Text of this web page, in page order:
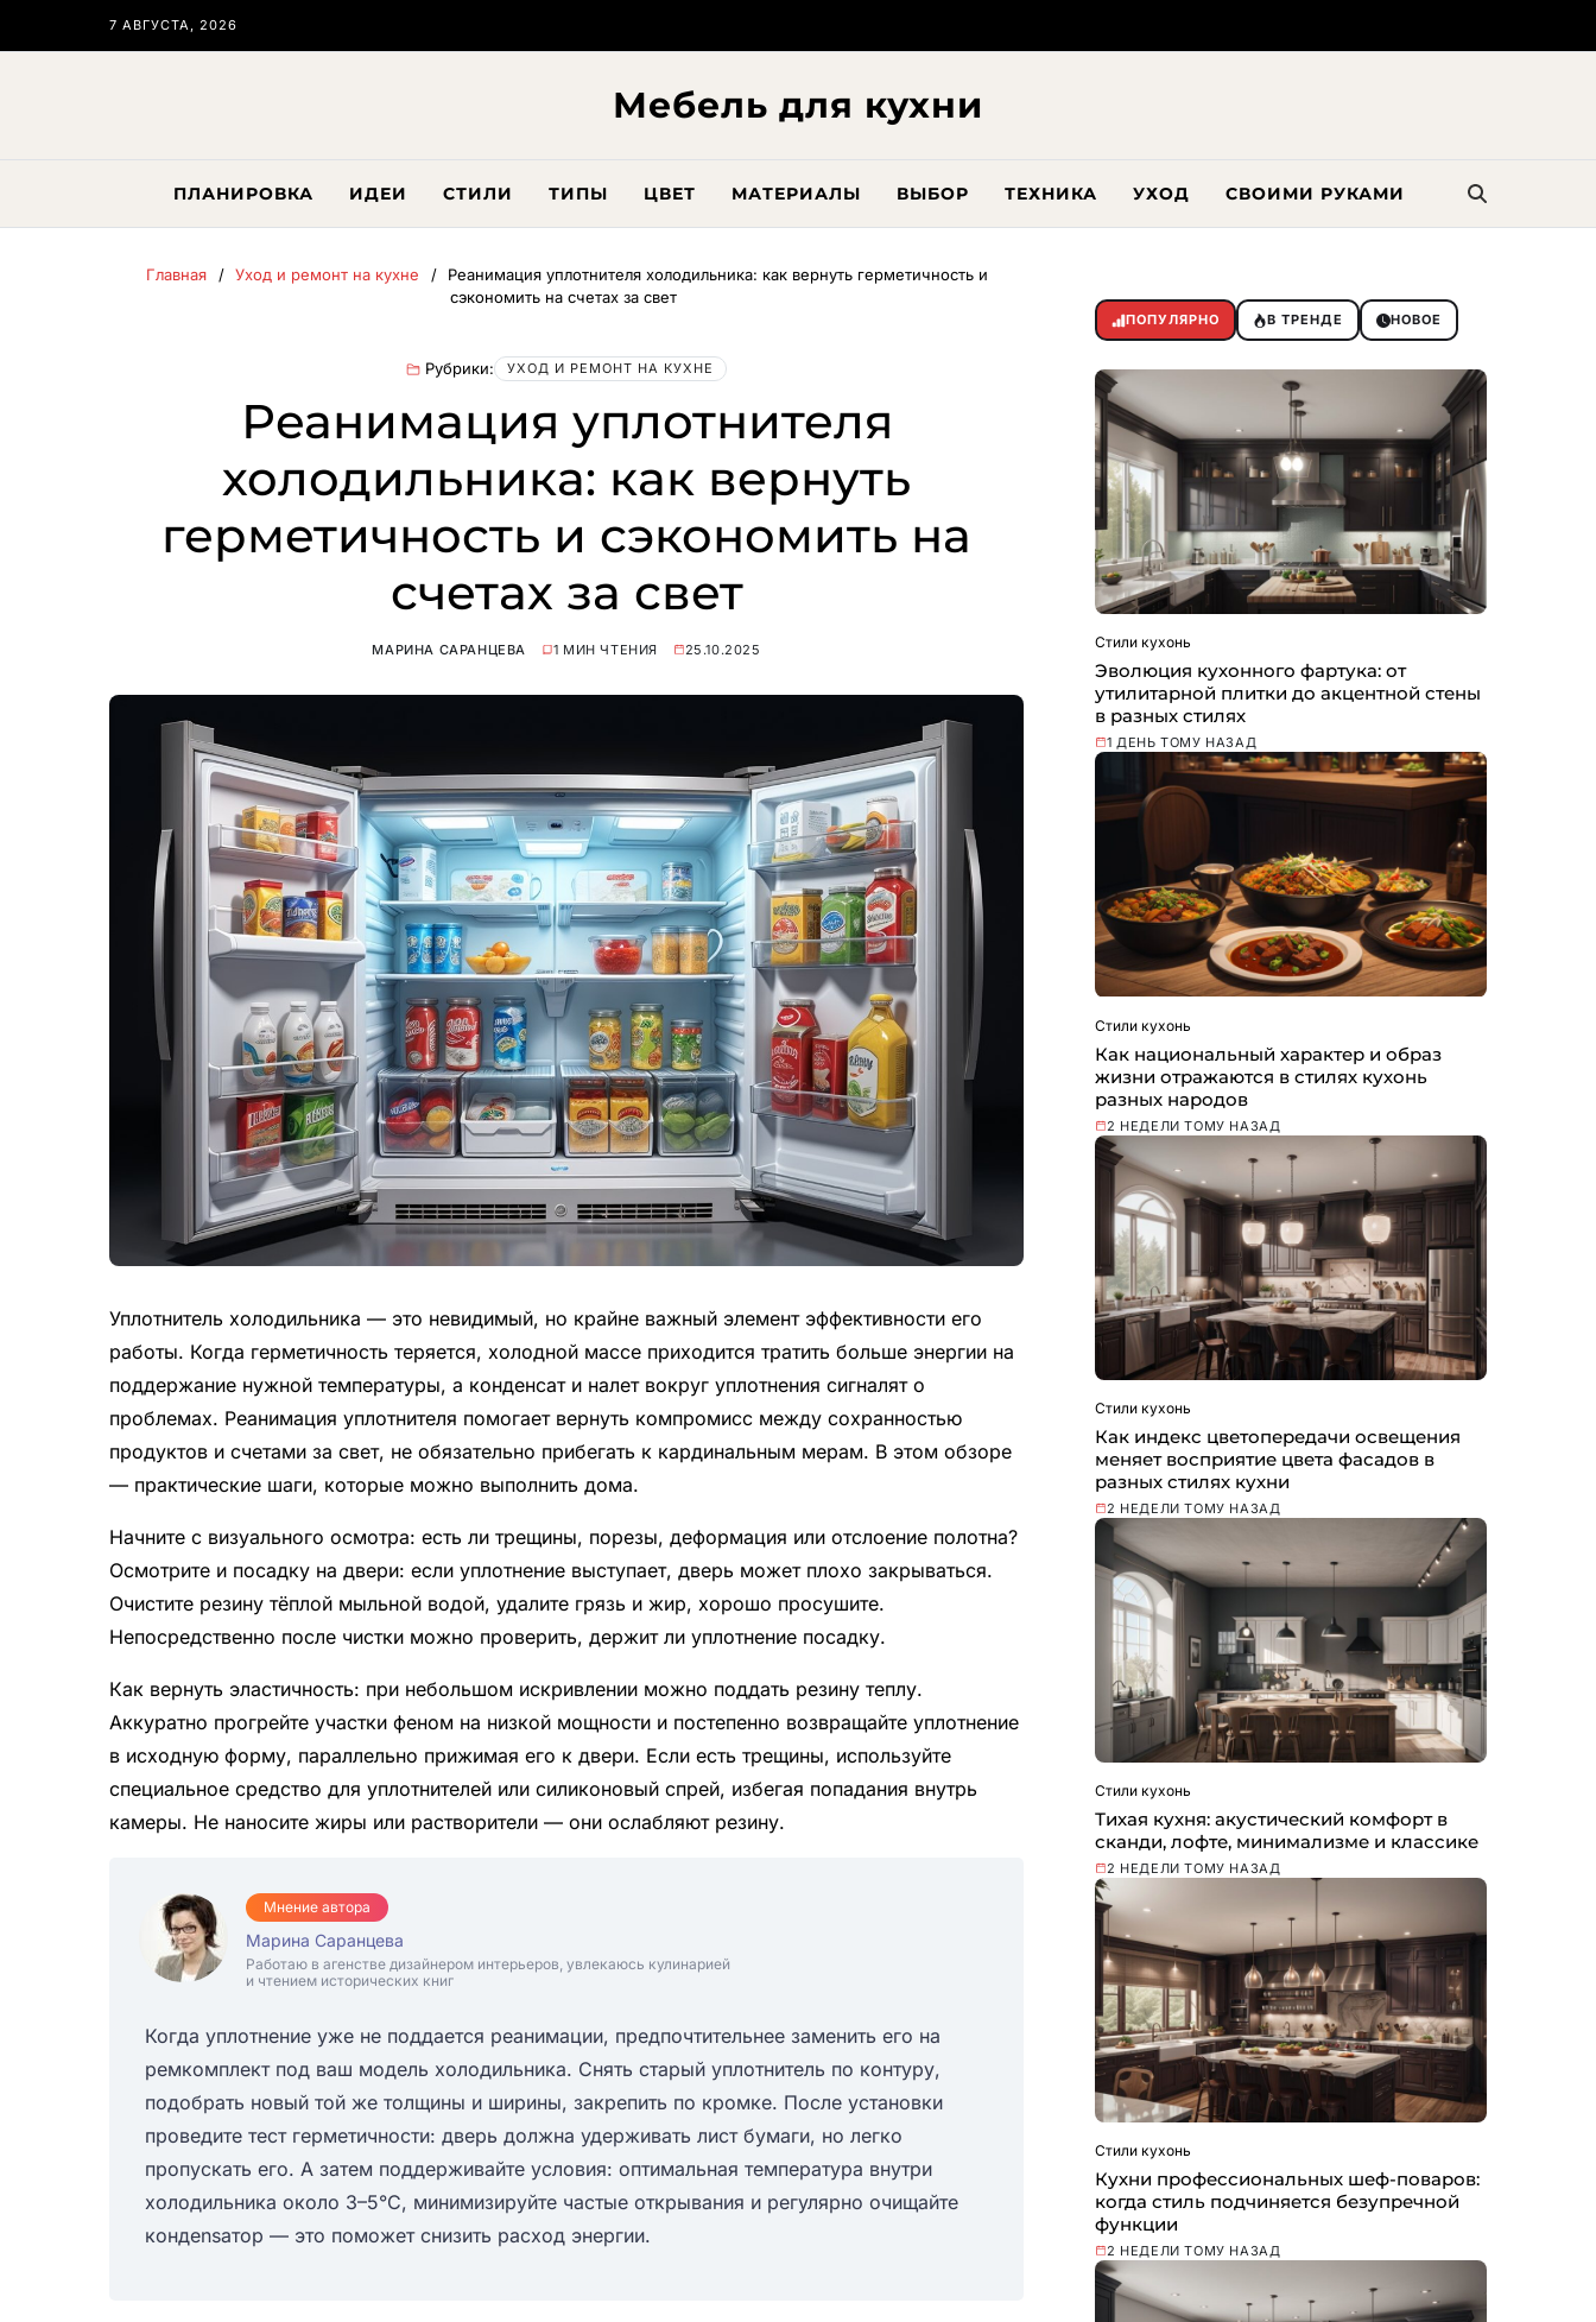
7 АВГУСТА, 2026
Мебель для кухни
ПЛАНИРОВКА ИДЕИ СТИЛИ ТИПЫ ЦВЕТ МАТЕРИАЛЫ ВЫБОР ТЕХНИКА УХОД СВОИМИ РУКАМИ
Главная Уход и ремонт на кухне
Реанимация уплотнителя холодильника: как вернуть герметичность и
сэкономить на счетах за свет
Рубрики: УХОД И РЕМОНТ НА КУХНЕ
Реанимация уплотнителя
холодильника: как вернуть
герметичность и сэкономить на
счетах за свет
МАРИНА САРАНЦЕВА 1 МИН ЧТЕНИЯ 25.10.2025
Уплотнитель холодильника — это невидимый, но крайне важный элемент эффективности его
работы. Когда герметичность теряется, холодной массе приходится тратить больше энергии на
поддержание нужной температуры, а конденсат и налет вокруг уплотнения сигналят о
проблемах. Реанимация уплотнителя помогает вернуть компромисс между сохранностью
продуктов и счетами за свет, не обязательно прибегать к кардинальным мерам. В этом обзоре
— практические шаги, которые можно выполнить дома.
Начните с визуального осмотра: есть ли трещины, порезы, деформация или отслоение полотна?
Осмотрите и посадку на двери: если уплотнение выступает, дверь может плохо закрываться.
Очистите резину тёплой мыльной водой, удалите грязь и жир, хорошо просушите.
Непосредственно после чистки можно проверить, держит ли уплотнение посадку.
Как вернуть эластичность: при небольшом искривлении можно поддать резину теплу.
Аккуратно прогрейте участки феном на низкой мощности и постепенно возвращайте уплотнение
в исходную форму, параллельно прижимая его к двери. Если есть трещины, используйте
специальное средство для уплотнителей или силиконовый спрей, избегая попадания внутрь
камеры. Не наносите жиры или растворители — они ослабляют резину.
Мнение автора
Марина Саранцева
Работаю в агенстве дизайнером интерьеров, увлекаюсь кулинарией
и чтением исторических книг
Когда уплотнение уже не поддается реанимации, предпочтительнее заменить его на
ремкомплект под ваш модель холодильника. Снять старый уплотнитель по контуру,
подобрать новый той же толщины и ширины, закрепить по кромке. После установки
проведите тест герметичности: дверь должна удерживать лист бумаги, но легко
пропускать его. А затем поддерживайте условия: оптимальная температура внутри
холодильника около 3–5°C, минимизируйте частые открывания и регулярно очищайте
кондensатор — это поможет снизить расход энергии.
ПОПУЛЯРНО В ТРЕНДЕ НОВОЕ
Стили кухонь
Эволюция кухонного фартука: от
утилитарной плитки до акцентной стены
в разных стилях
1 ДЕНЬ ТОМУ НАЗАД
Стили кухонь
Как национальный характер и образ
жизни отражаются в стилях кухонь
разных народов
2 НЕДЕЛИ ТОМУ НАЗАД
Стили кухонь
Как индекс цветопередачи освещения
меняет восприятие цвета фасадов в
разных стилях кухни
2 НЕДЕЛИ ТОМУ НАЗАД
Стили кухонь
Тихая кухня: акустический комфорт в
сканди, лофте, минимализме и классике
2 НЕДЕЛИ ТОМУ НАЗАД
Стили кухонь
Кухни профессиональных шеф-поваров:
когда стиль подчиняется безупречной
функции
2 НЕДЕЛИ ТОМУ НАЗАД